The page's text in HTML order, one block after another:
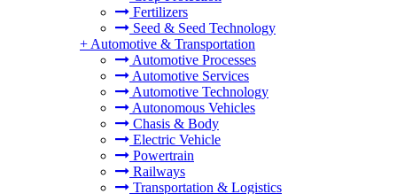
Fertilizers
Seed & Seed Technology
+ Automotive & Transportation
Automotive Processes
Automotive Services
Automotive Technology
Autonomous Vehicles
Chasis & Body
Electric Vehicle
Powertrain
Railways
Transportation & Logistics